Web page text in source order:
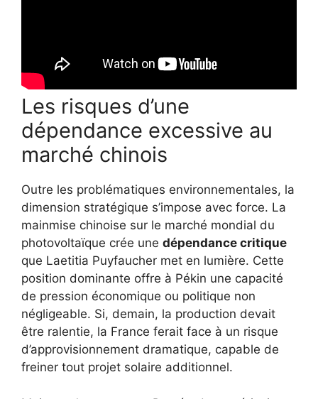
Les risques d’une
dépendance excessive au
marché chinois
Outre les problématiques environnementales, la
dimension stratégique s’impose avec force. La
mainmise chinoise sur le marché mondial du
photovoltaïque crée une dépendance critique
que Laetitia Puyfaucher met en lumière. Cette
position dominante offre à Pékin une capacité
de pression économique ou politique non
négligeable. Si, demain, la production devait
être ralentie, la France ferait face à un risque
d’approvisionnement dramatique, capable de
freiner tout projet solaire additionnel.